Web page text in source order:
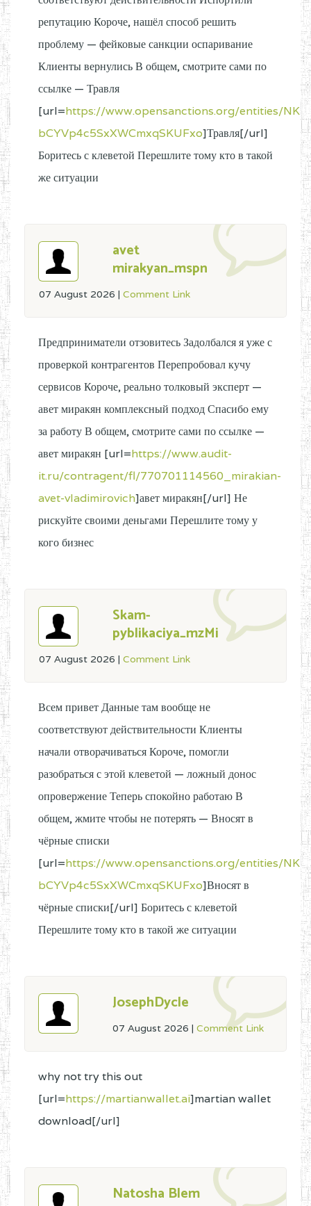
репутацию Короче, нашёл способ решить
проблему — фейковые санкции оспаривание
Клиенты вернулись В общем, смотрите сами по
ссылке — Травля
[url=https://www.opensanctions.org/entities/NK-
bCYVp4c5SxXWCmxqSKUFxo]Травля[/url]
Боритесь с клеветой Перешлите тому кто в такой
же ситуации
avet
mirakyan_mspn
07 August 2026 | Comment Link
Предприниматели отзовитесь Задолбался я уже с
проверкой контрагентов Перепробовал кучу
сервисов Короче, реально толковый эксперт —
авет миракян комплексный подход Спасибо ему
за работу В общем, смотрите сами по ссылке —
авет миракян [url=https://www.audit-
it.ru/contragent/fl/770701114560_mirakian-
avet-vladimirovich]авет миракян[/url] Не
рискуйте своими деньгами Перешлите тому у
кого бизнес
Skam-
pyblikaciya_mzMi
07 August 2026 | Comment Link
Всем привет Данные там вообще не
соответствуют действительности Клиенты
начали отворачиваться Короче, помогли
разобраться с этой клеветой — ложный донос
опровержение Теперь спокойно работаю В
общем, жмите чтобы не потерять — Вносят в
чёрные списки
[url=https://www.opensanctions.org/entities/NK-
bCYVp4c5SxXWCmxqSKUFxo]Вносят в
чёрные списки[/url] Боритесь с клеветой
Перешлите тому кто в такой же ситуации
JosephDycle
07 August 2026 | Comment Link
why not try this out
[url=https://martianwallet.ai]martian wallet
download[/url]
Natosha Blem